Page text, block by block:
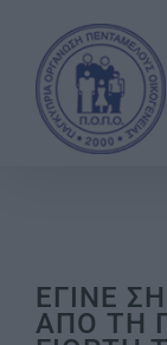
content
ΕΓΙΝΕ
ΑΠΟ ΤΗ